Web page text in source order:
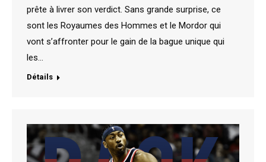
prête à livrer son verdict. Sans grande surprise, ce
sont les Royaumes des Hommes et le Mordor qui
vont s’affronter pour le gain de la bague unique qui
les…
Détails